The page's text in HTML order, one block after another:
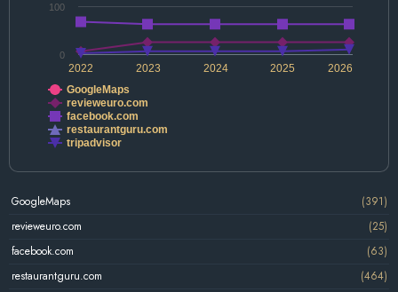
2022 2024 2026
2023 2025
0
100
GoogleMaps
revieweuro.com
facebook.com
restaurantguru.com
tripadvisor
GoogleMaps
(391)
revieweuro.com
(25)
facebook.com
(63)
restaurantguru.com
(464)